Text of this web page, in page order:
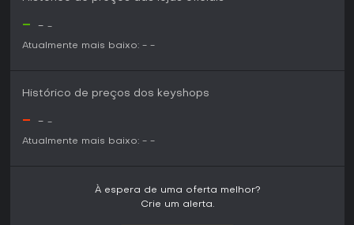
- - -
Atualmente mais baixo: - -
Histórico de preços dos keyshops
- - -
Atualmente mais baixo: - -
À espera de uma oferta melhor?
Crie um alerta.